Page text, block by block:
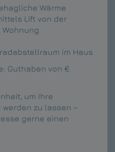
Wärme
Lift von der
im Haus
Guthaben von €
um Ihre
zu lassen –
gerne einen